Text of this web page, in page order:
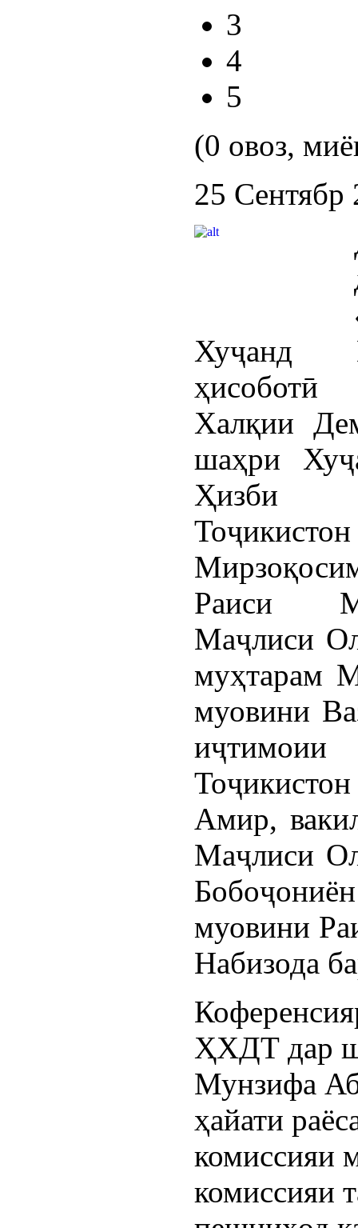
3
4
5
(0 овоз,
25 Сентябр
Хуҷанд
Халқии
шаҳри
Ҳизби
Раиси
Маҷлиси
муҳтарам
муовини
Амир,
Маҷлиси
муовини
Набизода
ҲХДТ дар
Мунзифа
ҳайати
комиссияи
комиссияи